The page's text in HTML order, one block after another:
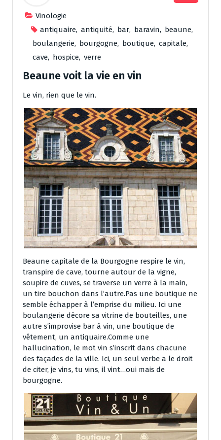
Vinologie
antiquaire, antiquité, bar, baravin, beaune,
boulangerie, bourgogne, boutique, capitale,
cave, hospice, verre
Beaune voit la vie en vin
Le vin, rien que le vin.
Beaune capitale de la Bourgogne respire le vin,
transpire de cave, tourne autour de la vigne,
soupire de cuves, se traverse un verre à la main,
un tire bouchon dans l’autre.Pas une boutique ne
semble échapper à l’emprise du milieu. Ici une
boulangerie décore sa vitrine de bouteilles, une
autre s’improvise bar à vin, une boutique de
vêtement, un antiquaire.Comme une
hallucination, le mot vin s’inscrit dans chacune
des façades de la ville. Ici, un seul verbe a le droit
de citer, je vins, tu vins, il vint…oui mais de
bourgogne.